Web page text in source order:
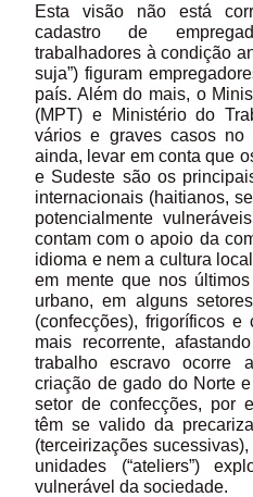
Esta visão não está
cadastro de
trabalhadores à condição
suja”) figuram
país. Além do mais, o
(MPT) e Ministério do
vários e graves casos
ainda, levar em conta que
e Sudeste são os
internacionais (haitianos,
potencialmente
contam com o apoio da
idioma e nem a cultura
em mente que nos
urbano, em alguns
(confecções), frigoríficos
mais recorrente,
trabalho escravo ocorre
criação de gado do Norte
setor de confecções, por
têm se valido da
(terceirizações
unidades (“ateliers”)
vulnerável da sociedade.